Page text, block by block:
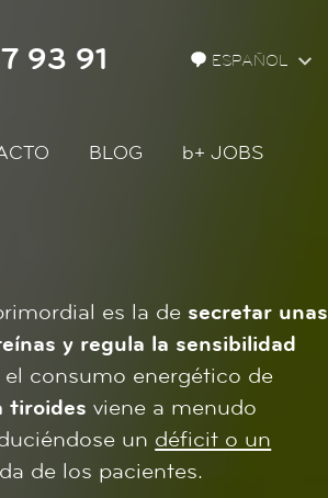
93 91 ESPAÑOL
BLOG b+ JOBS
es la de secretar unas
y regula la sensibilidad
consumo energético de
tiroides viene a menudo
un déficit o un
de los pacientes.